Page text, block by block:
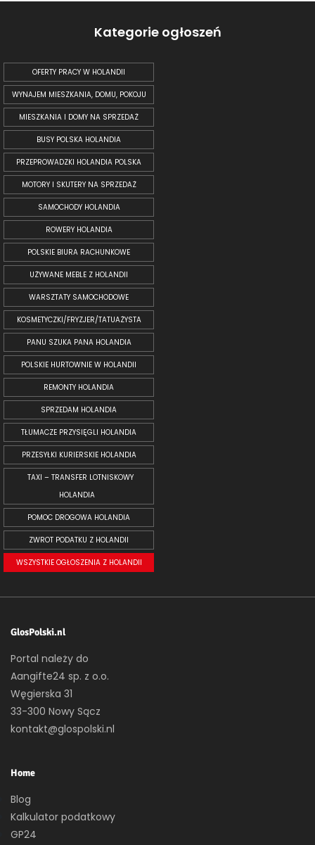
Kategorie ogłoszeń
OFERTY PRACY W HOLANDII
WYNAJEM MIESZKANIA, DOMU, POKOJU
MIESZKANIA I DOMY NA SPRZEDAŻ
BUSY POLSKA HOLANDIA
PRZEPROWADZKI HOLANDIA POLSKA
MOTORY I SKUTERY NA SPRZEDAŻ
SAMOCHODY HOLANDIA
ROWERY HOLANDIA
POLSKIE BIURA RACHUNKOWE
UŻYWANE MEBLE Z HOLANDII
WARSZTATY SAMOCHODOWE
KOSMETYCZKI/FRYZJER/TATUAŻYSTA
PANU SZUKA PANA HOLANDIA
POLSKIE HURTOWNIE W HOLANDII
REMONTY HOLANDIA
SPRZEDAM HOLANDIA
TŁUMACZE PRZYSIĘGLI HOLANDIA
PRZESYŁKI KURIERSKIE HOLANDIA
TAXI – TRANSFER LOTNISKOWY
HOLANDIA
POMOC DROGOWA HOLANDIA
ZWROT PODATKU Z HOLANDII
WSZYSTKIE OGŁOSZENIA Z HOLANDII
GlosPolski.nl
Portal należy do
Aangifte24 sp. z o.o.
Węgierska 31
33-300 Nowy Sącz
kontakt@glospolski.nl
Home
Blog
Kalkulator podatkowy
GP24